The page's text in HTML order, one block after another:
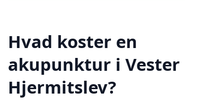
Hvad koster en
akupunktur i Vester
Hjermitslev?